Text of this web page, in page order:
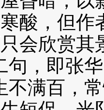
酸，但作
会欣赏其
句，即张
不满百，